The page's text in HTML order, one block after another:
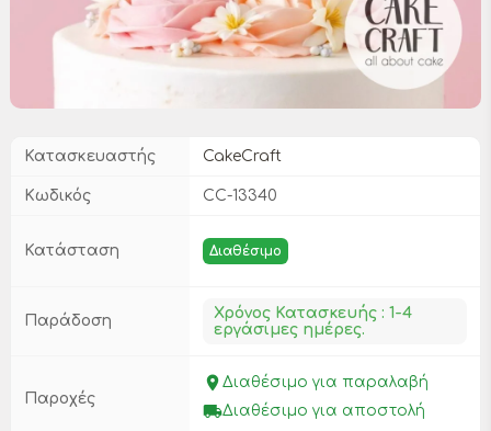
Κατασκευαστής CakeCraft
Κωδικός CC-13340
Κατάσταση Διαθέσιμο
Παράδοση
Χρόνος Κατασκευής : 1-4
εργάσιμες ημέρες.
Παροχές
place Διαθέσιμο για παραλαβή
local_shippingΔιαθέσιμο για αποστολή